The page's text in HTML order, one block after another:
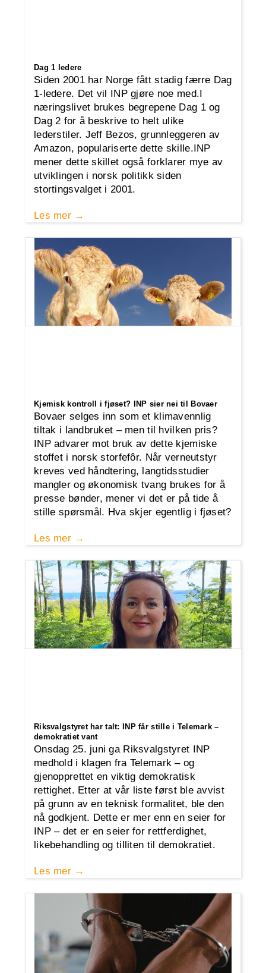
Dag 1 ledere
Siden 2001 har Norge fått stadig færre Dag
1-ledere. Det vil INP gjøre noe med.I
næringslivet brukes begrepene Dag 1 og
Dag 2 for å beskrive to helt ulike
lederstiler. Jeff Bezos, grunnleggeren av
Amazon, populariserte dette skille.INP
mener dette skillet også forklarer mye av
utviklingen i norsk politikk siden
stortingsvalget i 2001.
Les mer
Kjemisk kontroll i fjøset? INP sier nei til Bovaer
Bovaer selges inn som et klimavennlig
tiltak i landbruket – men til hvilken pris?
INP advarer mot bruk av dette kjemiske
stoffet i norsk storfefôr. Når verneutstyr
kreves ved håndtering, langtidsstudier
mangler og økonomisk tvang brukes for å
presse bønder, mener vi det er på tide å
stille spørsmål. Hva skjer egentlig i fjøset?
Les mer
Riksvalgstyret har talt: INP får stille i Telemark –
demokratiet vant
Onsdag 25. juni ga Riksvalgstyret INP
medhold i klagen fra Telemark – og
gjenopprettet en viktig demokratisk
rettighet. Etter at vår liste først ble avvist
på grunn av en teknisk formalitet, ble den
nå godkjent. Dette er mer enn en seier for
INP – det er en seier for rettferdighet,
likebehandling og tilliten til demokratiet.
Les mer